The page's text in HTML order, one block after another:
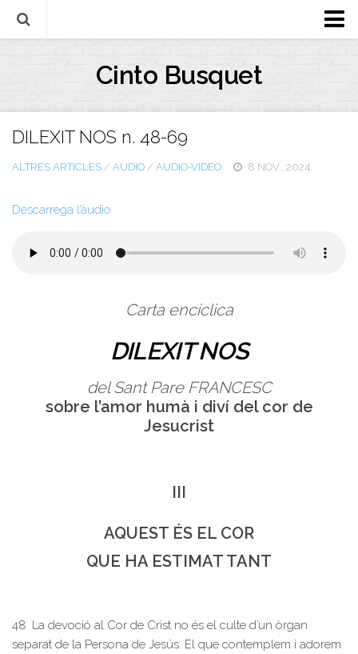
Llibres
Escrits-articles
Notícies
English
Cinto Busquet
DILEXIT NOS n. 48-69
ALTRES ARTICLES / AUDIO / AUDIO-VIDEO 8 NOV., 2024
Descarrega l’àudio
Carta encíclica
DILEXIT NOS
del Sant Pare FRANCESC
sobre l’amor humà i diví del cor de
Jesucrist
III
AQUEST ÉS EL COR
QUE HA ESTIMAT TANT
48. La devoció al Cor de Crist no és el culte d’un òrgan
separat de la Persona de Jesús. El que contemplem i adorem